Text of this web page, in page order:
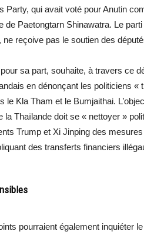
Party, qui avait voté pour Anutin
de Paetongtarn Shinawatra. Le
reçoive pas le soutien des
pour sa part, souhaite, à travers ce
en dénonçant les politiciens
le Kla Tham et le Bumjaithai.
la Thaïlande doit se « nettoyer »
Trump et Xi Jinping des
des transferts financiers
pourraient également inquiéter